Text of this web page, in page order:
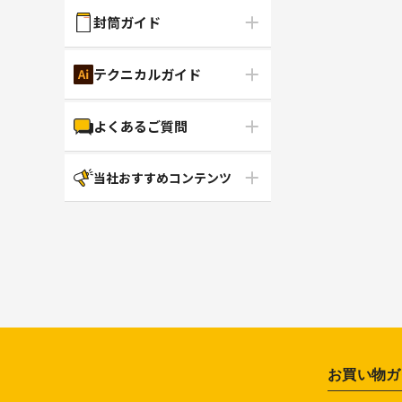
封筒ガイド
テクニカルガイド
よくあるご質問
当社おすすめコンテンツ
お買い物